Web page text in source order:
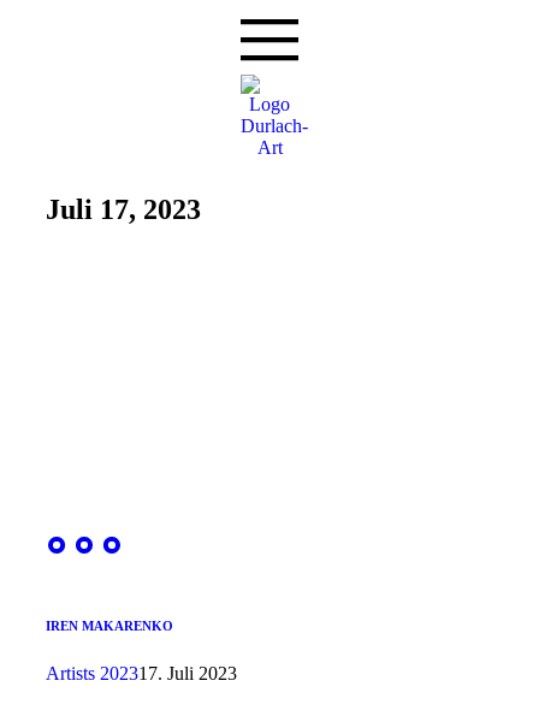
Juli 17, 2023
IREN MAKARENKO
Artists 202317. Juli 2023